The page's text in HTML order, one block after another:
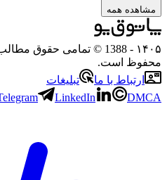
همه
- 1388 © تمامی حقوق مطالب و
است.
با ما
تبلیغات
Telegram
LinkedIn